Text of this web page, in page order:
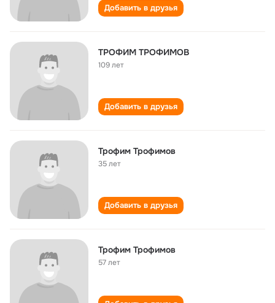
Добавить в друзья
ТРОФИМ ТРОФИМОВ
109 лет
Добавить в друзья
Трофим Трофимов
35 лет
Добавить в друзья
Трофим Трофимов
57 лет